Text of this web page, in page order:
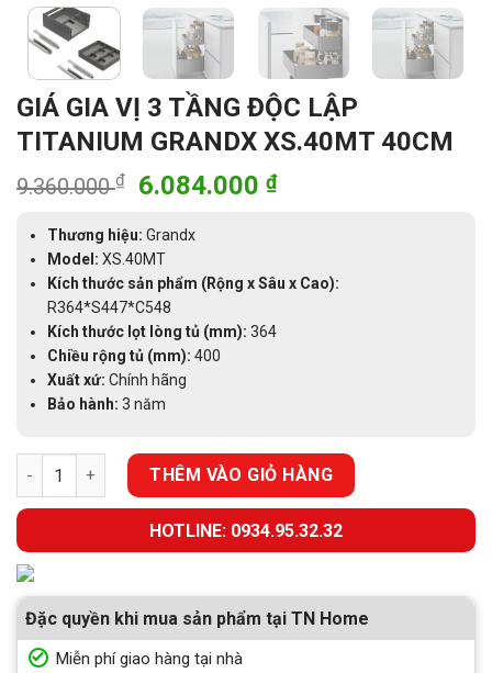
GIÁ GIA VỊ 3 TẦNG ĐỘC LẬP
TITANIUM GRANDX XS.40MT 40CM
9.360.000₫
Giá
là:
9.360.000 ₫.
6.084.000 ₫Giá
6.084.000 ₫.
Thương hiệu: Grandx
Model:XS.40MT
Kích thước sản phẩm (Rộng x Sâu x Cao):
R364*S447*C548
Kích thước lọt lòng tủ (mm): 364
Chiều rộng tủ (mm): 400
Xuất xứ:Chính hãng
Bảo hành: 3 năm
GIÁ GIA VỊ 3 TẦNG ĐỘC LẬP TITANIUM GRANDX XS.40MT
THÊM VÀO GIỎ HÀNG
HOTLINE: 0934.95.32.32
Đặc quyền khi mua sản phẩm tại TN Home
Miễn phí giao hàng tại nhà